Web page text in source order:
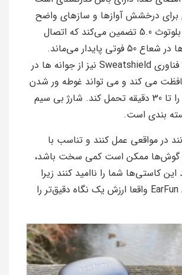
برای درخشش آوازها و سازهای واضح
ایجاد می کند. بلوتوث 5.0 تضمین می‌کند که اتصال
شما با دستگاه‌ها در شعاع 50 فوتی پایدار می‌ماند.
گواهی IPX7 و فناوری Sweatshield نیز از جوانه ها در
می کند و می تواند غوطه ور شدن
در سه فوت آب را تا 30 دقیقه تحمل کند. شارژ بی سیم
بندی است.
در مواقعی عمل کنند و تناسب با
گوش‌ها ممکن است کمی سخت باشد،
این کاستی‌ها شما را ناامید کنند زیرا
هدفون‌های EarFun Air واقعا ارزش یک نگاه دقیق‌تر را